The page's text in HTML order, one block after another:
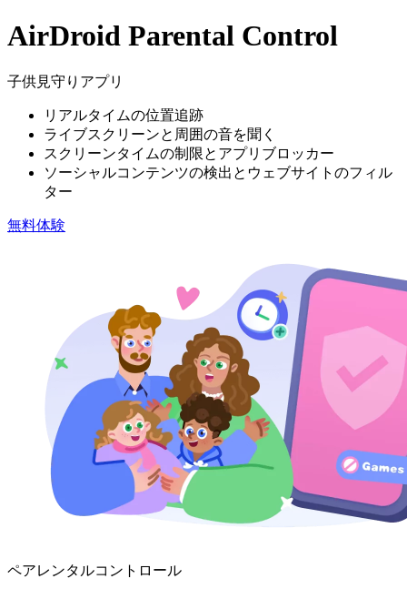
AirDroid Parental Control
子供見守りアプリ
リアルタイムの位置追跡
ライブスクリーンと周囲の音を聞く
スクリーンタイムの制限とアプリブロッカー
ソーシャルコンテンツの検出とウェブサイトのフィル
ター
無料体験
ペアレンタルコントロール